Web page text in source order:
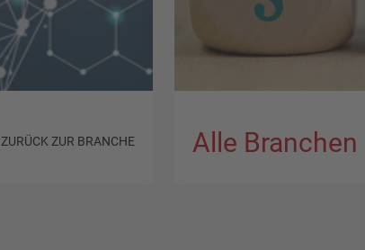
ZURÜCK ZUR BRANCHE Alle Branchen